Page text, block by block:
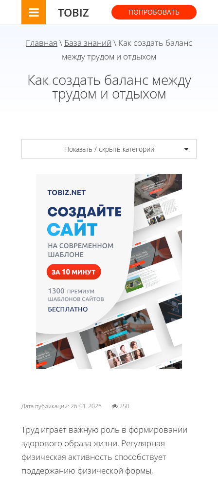
TOBIZ ПОПРОБОВАТЬ
Главная \ База знаний \ Как создать баланс
между трудом и отдыхом
Как создать баланс между
трудом и отдыхом
Показать / скрыть категории
Дата публикации: 26-01-2026 250
Труд играет важную роль в формировании
здорового образа жизни. Регулярная
физическая активность способствует
поддержанию физической формы,